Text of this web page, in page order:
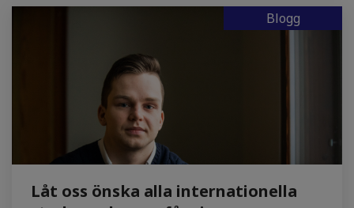
Blogg
Låt oss önska alla internationella